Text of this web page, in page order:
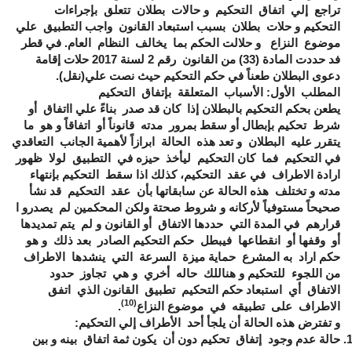
تراجع إلي اتفاق التحكيم و حالات بطلان تتعلق بإجراءات
التحكيم و حلات بطلان بسبب استبعاد القانون واجب التطبيق علي
موضوع النزاع و حلالت الحكم بما يخالف النظام العام. في قطر
فد حددت المادة (33) من القانون رقم 2 لسنة 2017 حلات إقامة
دعوى البطلان طعناً في حكم التحكيم حيث نصت علي(نقل).
المطلب الأول: الأسباب المتعلقة بإتفاق التحكيم
يطعن بحكم التحكيم بالبطلان إذا كان قد صدر بناءً علي ااتفاق أو
شرط تحكيم بإبطال أو سقط بمرور مدته قانوناً أو اتفاقاً و هو ما
يتقرر عليه البطلان و تعد هذه الحالة ابرازاً لأهمية الجانب التعاقدي
في التحكيم فما كان التحكيم ليأخذ حيزه في التطبيق لولا ظهور
ارادة الاطراف في عقد التحكيم، كذلك اذا سقط التحكيم بإنتهاء
مدته و تختلف هذه الحالة عن سابقاتها بأن عقد التحكيم قد نشأ
صحيحاً مستوفياً لأركانه و شروط صحتة ولكن المحكمين لم يصدرو ا
قرارهم في المدة التي حددها الاتفاق أو القانون و لم يتم تمديدها
أو وقفها أو انقطاعها فيبطل حكم التحكيم الصادر بعد ذلك و هو
حكم اراد به المشرع حماية ميزة السرعة التي ينشدها الاطراف
من اللجوء للتحكيم و هناللك حاله أخري و هي تجاوز حدود
الاتفاق أي استبعاد حكم التحكيم تطبيق القانون الذي اتفق
الاطراف على تطبيقه في موضوع النزاع(10)
.
و تفترض هذه الحالة أن يلجأ أحد الأطراف إلي التحكيم:
حالة عدم وجود إتفاق تحكيم دون أن يكون ثمة اتفاق بينه و بين